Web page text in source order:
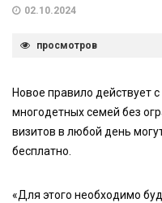
02.10.2024
просмотров
Новое правило действует
многодетных семей без
визитов в любой день
бесплатно.
«Для этого необходимо